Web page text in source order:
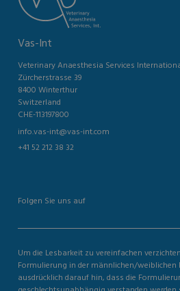
Vas-Int
Veterinary Anaesthesia Services
Zürcherstrasse 39
8400 Winterthur
Switzerland
CHE-113197800
info.vas-int@vas-int.com
+41 52 212 38 32
Folgen Sie uns auf
Um die Lesbarkeit zu vereinfachen
Formulierung in der männlichen/weiblichen
ausdrücklich darauf hin, dass die